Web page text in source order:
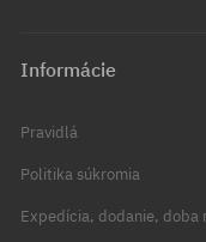
Informácie
Pravidlá
Politika súkromia
Expedícia, dodanie, doba